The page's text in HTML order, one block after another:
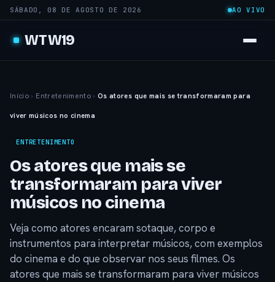
SÁBADO, 08 DE AGOSTO DE 2026 AO VIVO
WTW19
Início › Entretenimento › Os atores que mais se transformaram para
viver músicos no cinema
ENTRETENIMENTO
Os atores que mais se
transformaram para viver
músicos no cinema
Veja como atores encaram sotaque, corpo e
instrumentos para interpretar músicos, com exemplos
do cinema e do que observar nos seus filmes. Os
atores que mais se transformaram para viver músicos